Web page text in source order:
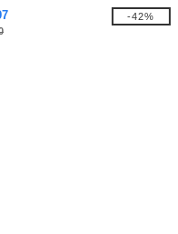
-42%